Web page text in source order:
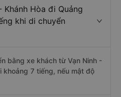
Khánh Hòa đi Quảng
khi di chuyển
bằng xe khách từ Vạn Ninh -
khoảng 7 tiếng, nếu mật độ